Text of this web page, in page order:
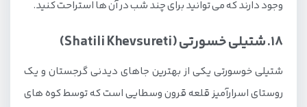
وجود دارند که می توانید برای چند شب در آن ها استراحت کنید.
18. شتیلی خسورتی (Shatili Khevsureti)
شتیلی خوسورتی یکی از بهترین جاهای دیدنی گرجستان و یک
روستای اسرارآمیز قلعه قرون وسطایی است که توسط کوه های